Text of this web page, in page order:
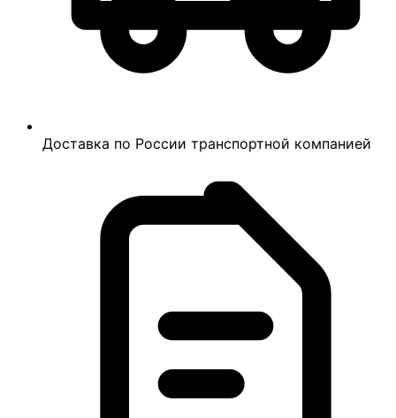
Доставка по России транспортной компанией